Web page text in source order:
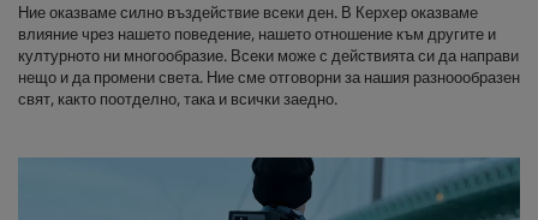
Ние оказваме силно въздействие всеки ден. В Керхер оказваме
влияние чрез нашето поведение, нашето отношение към другите и
културното ни многообразие. Всеки може с действията си да направи
нещо и да промени света. Ние сме отговорни за нашия разноообразен
свят, както поотделно, така и всички заедно.